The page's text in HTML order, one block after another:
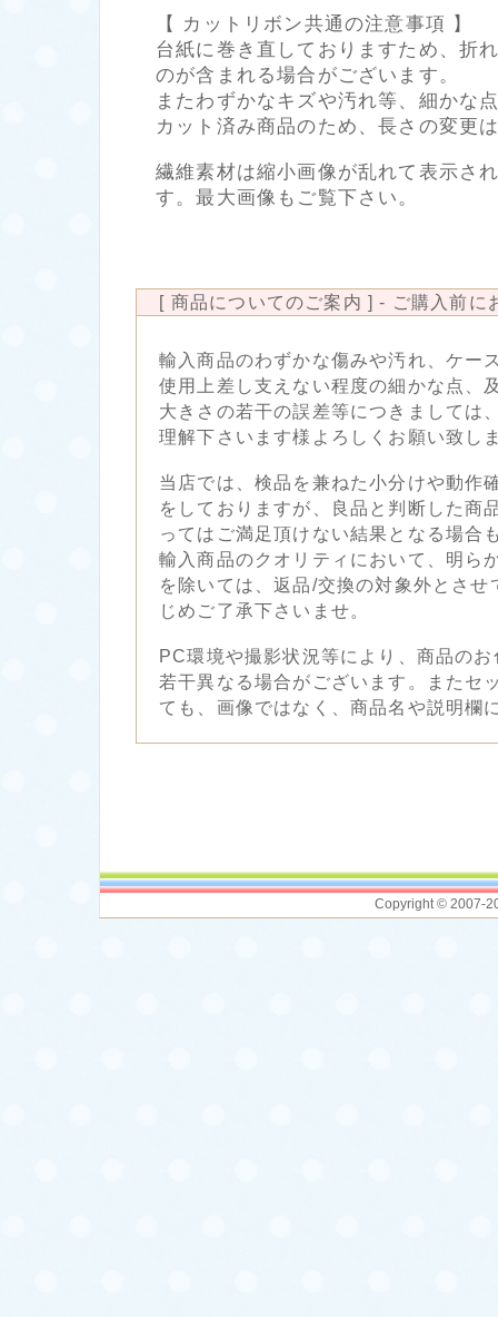
【 カットリボン共通の注意事項 】
台紙に巻き直しておりますため、折
のが含まれる場合がございます。
またわずかなキズや汚れ等、細かな
カット済み商品のため、長さの変更
繊維素材は縮小画像が乱れて表示さ
す。最大画像もご覧下さい。
[ 商品についてのご案内 ] - ご購入前に
輸入商品のわずかな傷みや汚れ、ケー
使用上差し支えない程度の細かな点、
大きさの若干の誤差等につきましては
理解下さいます様よろしくお願い致し
当店では、検品を兼ねた小分けや動作
をしておりますが、良品と判断した商
ってはご満足頂けない結果となる場合
輸入商品のクオリティにおいて、明ら
を除いては、返品/交換の対象外とさ
じめご了承下さいませ。
PC環境や撮影状況等により、商品の
若干異なる場合がございます。またセ
ても、画像ではなく、商品名や説明欄
Copyright © 2007-